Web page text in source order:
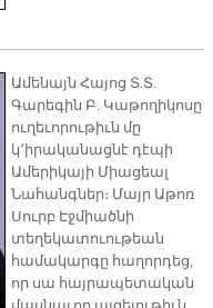
Ամենայն Հայոց Տ.Տ.
Գարեգին Բ. Կաթողիկոսը
ուղեւորութիւն մը
կ՚իրականացնէ դէպի
Ամերիկայի Միացեալ
Նահանգներ։ Մայր Աթոռ
Սուրբ Էջմիածնի
տեղեկատուութեան
համակարգը հաղորդեց,
որ սա հայրապետական